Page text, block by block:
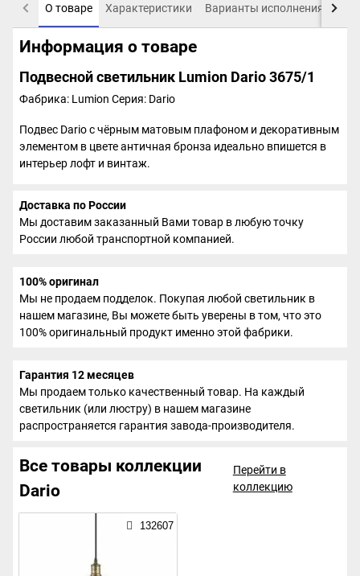
О товаре Характеристики Варианты исполнения
Информация о товаре
Подвесной светильник Lumion Dario 3675/1
Фабрика: Lumion Серия: Dario
Подвес Dario с чёрным матовым плафоном и декоративным
элементом в цвете античная бронза идеально впишется в
интерьер лофт и винтаж.
Доставка по России
Мы доставим заказанный Вами товар в любую точку
России любой транспортной компанией.
100% оригинал
Мы не продаем подделок. Покупая любой светильник в
нашем магазине, Вы можете быть уверены в том, что это
100% оригинальный продукт именно этой фабрики.
Гарантия 12 месяцев
Мы продаем только качественный товар. На каждый
светильник (или люстру) в нашем магазине
распространяется гарантия завода-производителя.
Все товары коллекции
Dario
Перейти в
коллекцию
132607